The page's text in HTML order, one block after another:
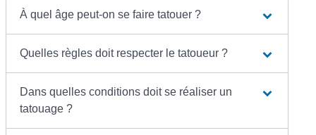
À quel âge peut-on se faire tatouer ?
Quelles règles doit respecter le tatoueur ?
Dans quelles conditions doit se réaliser un
tatouage ?